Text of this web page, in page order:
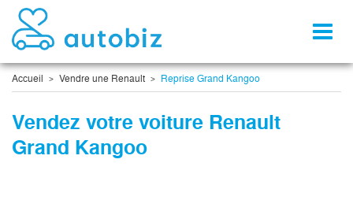
Accueil Vendre une Renault Reprise Grand Kangoo
Vendez votre voiture Renault
Grand Kangoo